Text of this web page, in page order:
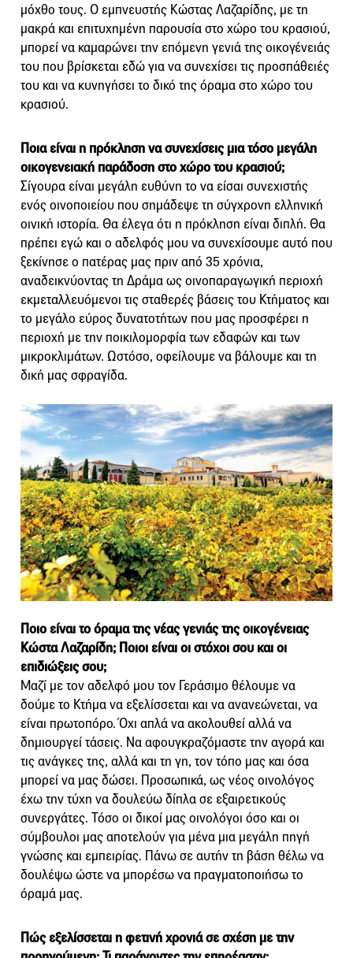
μόχθο τους. Ο εμπνευστής Κώστας Λαζαρίδης, με τη
μακρά και επιτυχημένη παρουσία στο χώρο του κρασιού,
μπορεί να καμαρώνει την επόμενη γενιά της οικογένειάς
του που βρίσκεται εδώ για να συνεχίσει τις προσπάθειές
του και να κυνηγήσει το δικό της όραμα στο χώρο του
κρασιού.
Ποια είναι η πρόκληση να συνεχίσεις μια τόσο μεγάλη
οικογενειακή παράδοση στο χώρο του κρασιού;
Σίγουρα είναι μεγάλη ευθύνη το να είσαι συνεχιστής
ενός οινοποιείου που σημάδεψε τη σύγχρονη ελληνική
οινική ιστορία. Θα έλεγα ότι η πρόκληση είναι διπλή. Θα
πρέπει εγώ και ο αδελφός μου να συνεχίσουμε αυτό που
ξεκίνησε ο πατέρας μας πριν από 35 χρόνια,
αναδεικνύοντας τη Δράμα ως οινοπαραγωγική περιοχή
εκμεταλλευόμενοι τις σταθερές βάσεις του Κτήματος και
το μεγάλο εύρος δυνατοτήτων που μας προσφέρει η
περιοχή με την ποικιλομορφία των εδαφών και των
μικροκλιμάτων. Ωστόσο, οφείλουμε να βάλουμε και τη
δική μας σφραγίδα.
Ποιο είναι το όραμα της νέας γενιάς της οικογένειας
Κώστα Λαζαρίδη; Ποιοι είναι οι στόχοι σου και οι
επιδιώξεις σου;
Μαζί με τον αδελφό μου τον Γεράσιμο θέλουμε να
δούμε το Κτήμα να εξελίσσεται και να ανανεώνεται, να
είναι πρωτοπόρο. Όχι απλά να ακολουθεί αλλά να
δημιουργεί τάσεις. Να αφουγκραζόμαστε την αγορά και
τις ανάγκες της, αλλά και τη γη, τον τόπο μας και όσα
μπορεί να μας δώσει. Προσωπικά, ως νέος οινολόγος
έχω την τύχη να δουλεύω δίπλα σε εξαιρετικούς
συνεργάτες. Τόσο οι δικοί μας οινολόγοι όσο και οι
σύμβουλοι μας αποτελούν για μένα μια μεγάλη πηγή
γνώσης και εμπειρίας. Πάνω σε αυτήν τη βάση θέλω να
δουλέψω ώστε να μπορέσω να πραγματοποιήσω το
όραμά μας.
Πώς εξελίσσεται η φετινή χρονιά σε σχέση με την